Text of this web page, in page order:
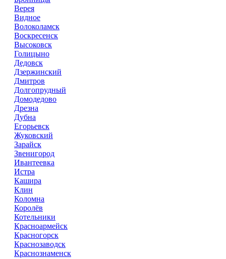
Верея
Видное
Волоколамск
Воскресенск
Высоковск
Голицыно
Дедовск
Дзержинский
Дмитров
Долгопрудный
Домодедово
Дрезна
Дубна
Егорьевск
Жуковский
Зарайск
Звенигород
Ивантеевка
Истра
Кашира
Клин
Коломна
Королёв
Котельники
Красноармейск
Красногорск
Краснозаводск
Краснознаменск